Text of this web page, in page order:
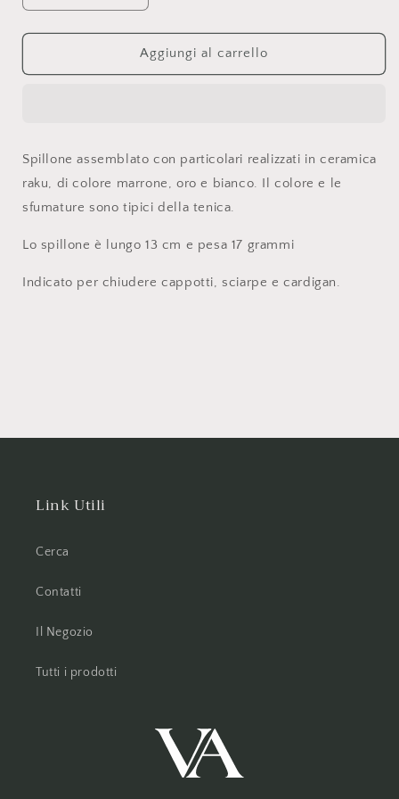
quantità
per
quantità
per
SPILLONE
Aggiungi al carrello
Spillone assemblato con particolari realizzati in ceramica
raku, di colore marrone, oro e bianco. Il colore e le
sfumature sono tipici della tenica.
Lo spillone è lungo 13 cm e pesa 17 grammi
Indicato per chiudere cappotti, sciarpe e cardigan.
Link Utili
Cerca
Contatti
Il Negozio
Tutti i prodotti